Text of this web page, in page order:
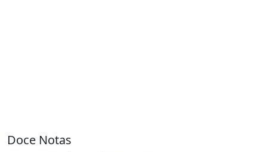
Doce Notas